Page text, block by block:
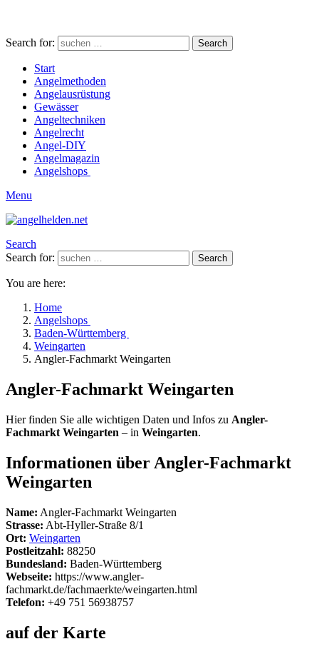
Search for: Search
Start
Angelmethoden
Angelausrüstung
Gewässer
Angeltechniken
Angelrecht
Angel-DIY
Angelmagazin
Angelshops
Menu
Search
Search for:
Search
You are here:
Home
Angelshops
Baden-Württemberg
Weingarten
Angler-Fachmarkt Weingarten
Angler-Fachmarkt Weingarten
Hier finden Sie alle wichtigen Daten und Infos zu Angler-
Fachmarkt Weingarten – in Weingarten.
Informationen über Angler-Fachmarkt
Weingarten
Name: Angler-Fachmarkt Weingarten
Strasse: Abt-Hyller-Straße 8/1
Ort: Weingarten
Postleitzahl: 88250
Bundesland: Baden-Württemberg
Webseite: https://www.angler-
fachmarkt.de/fachmaerkte/weingarten.html
Telefon: +49 751 56938757
auf der Karte